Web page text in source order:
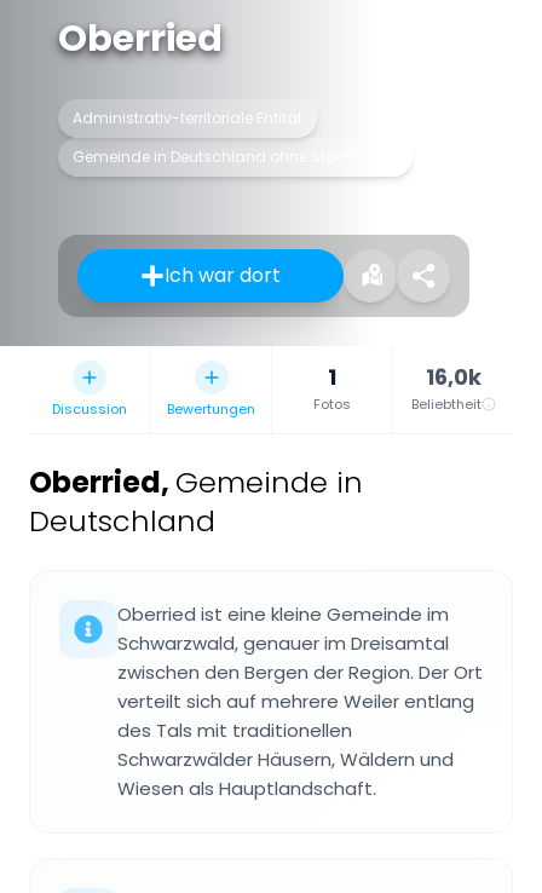
Oberried
Administrativ-territoriale Entität
Gemeinde in Deutschland ohne Stadtrechte
Ich war dort
Discussion Bewertungen
1
Fotos
16,0k
Beliebtheit
Oberried, Gemeinde in
Deutschland
Oberried ist eine kleine Gemeinde im
Schwarzwald, genauer im Dreisamtal
zwischen den Bergen der Region. Der Ort
verteilt sich auf mehrere Weiler entlang
des Tals mit traditionellen
Schwarzwälder Häusern, Wäldern und
Wiesen als Hauptlandschaft.